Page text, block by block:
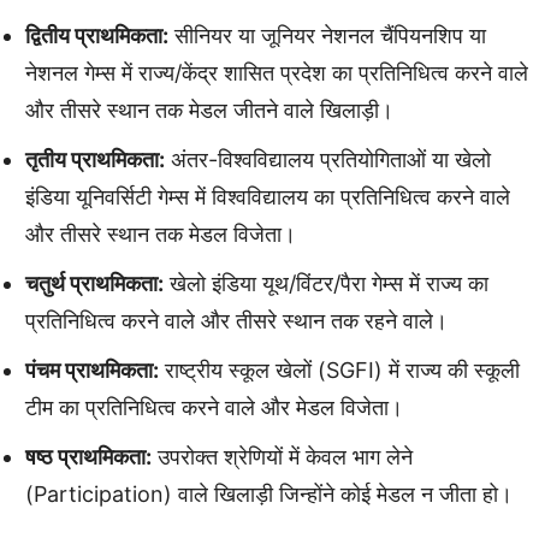
द्वितीय प्राथमिकता: सीनियर या जूनियर नेशनल चैंपियनशिप या
नेशनल गेम्स में राज्य/केंद्र शासित प्रदेश का प्रतिनिधित्व करने वाले
और तीसरे स्थान तक मेडल जीतने वाले खिलाड़ी।
तृतीय प्राथमिकता: अंतर-विश्वविद्यालय प्रतियोगिताओं या खेलो
इंडिया यूनिवर्सिटी गेम्स में विश्वविद्यालय का प्रतिनिधित्व करने वाले
और तीसरे स्थान तक मेडल विजेता।
चतुर्थ प्राथमिकता: खेलो इंडिया यूथ/विंटर/पैरा गेम्स में राज्य का
प्रतिनिधित्व करने वाले और तीसरे स्थान तक रहने वाले।
पंचम प्राथमिकता: राष्ट्रीय स्कूल खेलों (SGFI) में राज्य की स्कूली
टीम का प्रतिनिधित्व करने वाले और मेडल विजेता।
षष्ठ प्राथमिकता: उपरोक्त श्रेणियों में केवल भाग लेने
(Participation) वाले खिलाड़ी जिन्होंने कोई मेडल न जीता हो।